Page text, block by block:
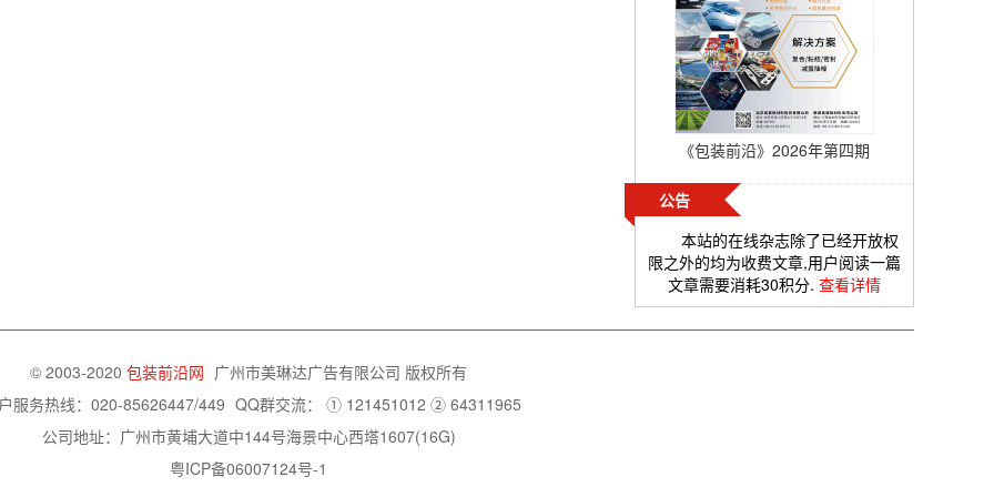
《包装前沿》2026年第四期
公告
本站的在线杂志除了已经开放权
限之外的均为收费文章,用户阅读一篇
文章需要消耗30积分. 查看详情
© 2003-2020 包装前沿网 广州市美琳达广告有限公司 版权所有
服务热线：020-85626447/449 QQ群交流： ① 121451012 ② 64311965
公司地址：广州市黄埔大道中144号海景中心西塔1607(16G)
粤ICP备06007124号-1